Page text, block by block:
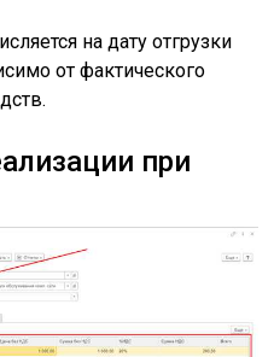
на дату отгрузки
от фактического
при